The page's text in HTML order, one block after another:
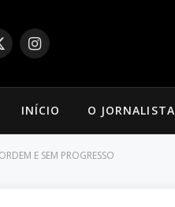
Instagram
INÍCIO O JORNALISTA
E SEM PROGRESSO